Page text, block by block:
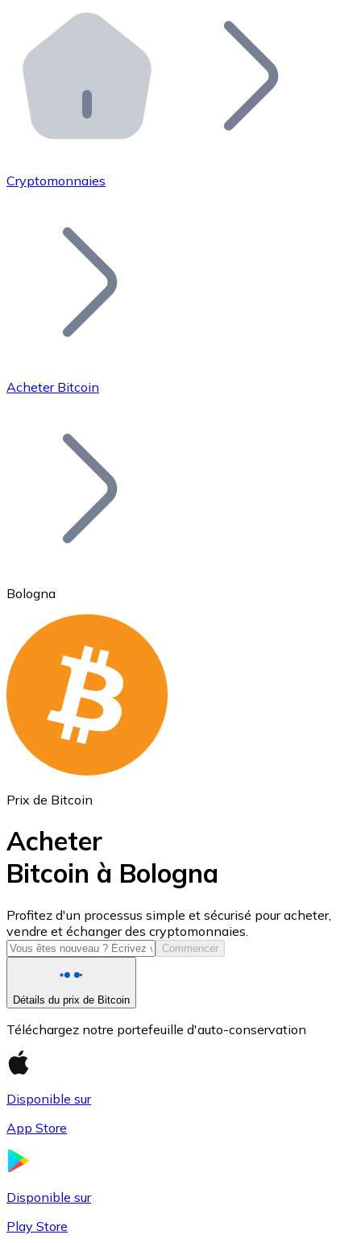
Distributeurs automatiques Bitnovo
Intégrez un ATM Bitnovo dans votre entreprise et
API Bitnovo
Intégrez notre API dans votre écosystème.
Rejoignez notre réseau de distributeurs et
Ajoutez le token de votre projet à notre service
Bitcoin
Ethereum
ETH
USD Coin
USDC
Cryptomonnaies
Acheter Bitcoin
Bologna
Prix de Bitcoin
Acheter
Bitcoin à Bologna
Profitez d'un processus simple et sécurisé pour acheter,
vendre et échanger des cryptomonnaies.
Commencer
Détails du prix de Bitcoin
Téléchargez notre portefeuille d'auto-conservation
Disponible sur
App Store
Disponible sur
Play Store